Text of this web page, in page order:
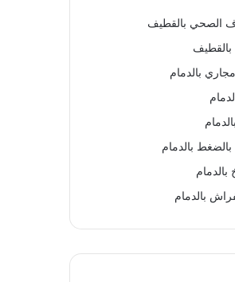
ر
ي
ت
u
R
الصحي بالقطيف
بالدمام
بالدمام
بالدمام